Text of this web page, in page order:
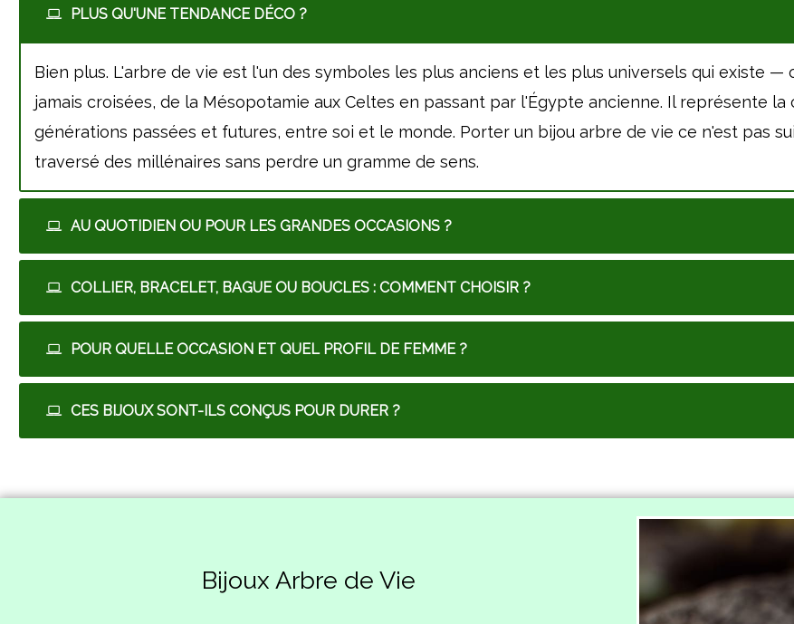
PLUS QU'UNE TENDANCE DÉCO ?
Bien plus. L'arbre de vie est l'un des symboles les plus anciens et les plus universels qui existe
jamais croisées, de la Mésopotamie aux Celtes en passant par l'Égypte ancienne. Il représente
générations passées et futures, entre soi et le monde. Porter un bijou arbre de vie ce n'est pas
traversé des millénaires sans perdre un gramme de sens.
AU QUOTIDIEN OU POUR LES GRANDES OCCASIONS ?
COLLIER, BRACELET, BAGUE OU BOUCLES : COMMENT CHOISIR ?
POUR QUELLE OCCASION ET QUEL PROFIL DE FEMME ?
CES BIJOUX SONT-ILS CONÇUS POUR DURER ?
Bijoux Arbre de Vie